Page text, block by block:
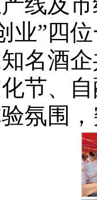
业”四
名酒
节、
氛围